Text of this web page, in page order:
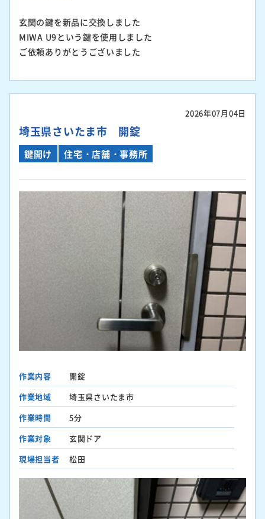
玄関の鍵を新品に交換しました
MIWA U9という鍵を使用しました
ご依頼ありがとうございました
2026年07月04日
埼玉県さいたま市 開錠
鍵開け 住宅・店舗・事務所
作業内容
開錠
作業地域
埼玉県さいたま市
作業時間
5分
作業対象
玄関ドア
現場担当者
松田